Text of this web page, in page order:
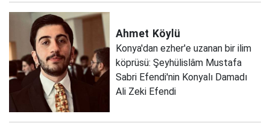
Ahmet Köylü
Konya'dan ezher'e uzanan bir ilim
köprüsü: Şeyhülislâm Mustafa
Sabri Efendi'nin Konyalı Damadı
Ali Zeki Efendi